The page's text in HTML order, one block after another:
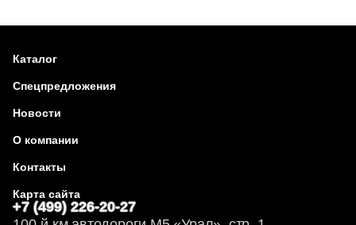
Каталог
Спецпредложения
Новости
О компании
Контакты
Карта сайта
+7 (499) 226-20-27